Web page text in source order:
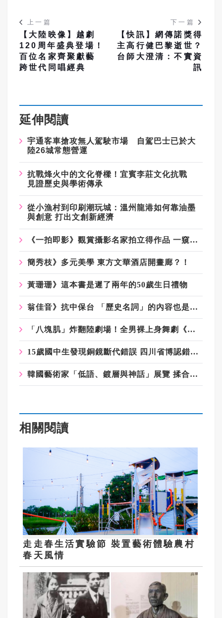
上一篇
【大陸映像】越劇
120周年盛典登場！
百位名家齊聚獻藝
跨世代同唱經典
下一篇
【快訊】網傳諾獎得
主高行健巴黎逝世？
台師大澄清：不實資
訊
延伸閱讀
宇通客車搶攻無人駕駛市場 自駕巴士已於大
陸26城常態營運
抗戰烽火中的文化脊樑！宜賓李莊文化抗戰
見證歷史與學術傳承
從小漁村到印刷潮玩城：溫州龍港如何靠油墨
與創意 打出文創新經濟
《一拍即影》觀賞攝影名家拍立得作品 一窺寶麗來相機進化史
簡秀枝》多元美學 東方文華酒店開畫廊？！
黃珊珊》這本書是遲了兩年的50歲生日禮物
翁佳音》抗中保台 「歷史名詞」的內容也是一問題
「八塊肌」炸翻陸劇場！全男裸上身舞劇《嘆春風》吸金破億 女觀眾狂喊：終於懂武則天
15歲國中生發現銅鏡斷代錯誤 四川省博認錯、修改
韓國藝術家「低語、鍍層與神話」展覽 揉合汗幕蒸與花蓮溫泉文化
相關閱讀
走走春生活實驗節 裝置藝術體驗農村
春天風情